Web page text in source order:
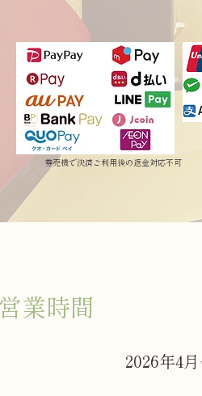
券売機で決済ご利用後の返金対応不可
営業時間
2026年4